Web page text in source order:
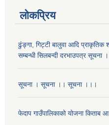
लोकप्रिय
ढुंङ्गा, गिट्टी बालुवा आदि प्राकृतिक
सम्बन्धी सिलबन्दी दरभाउपत्र सूचना ।
सूचना । सूचना ।। सूचना ।।।
फेदाप गाउँपालिकाको योजना